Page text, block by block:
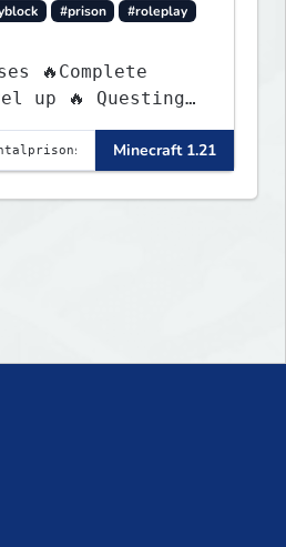
#prison
#roleplay
🔥Complete
up 🔥 Questing
Minecraft 1.21